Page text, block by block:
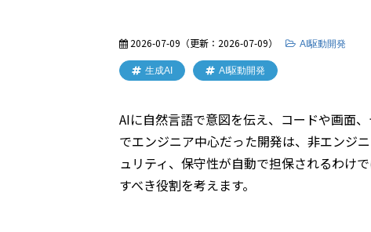
2026-07-09 （更新： 2026-07-09） AI駆動開発
生成AI AI駆動開発
AIに自然言語で意図を伝え、コードや画面
でエンジニア中心だった開発は、非エンジ
ュリティ、保守性が自動で担保されるわけ
すべき役割を考えます。